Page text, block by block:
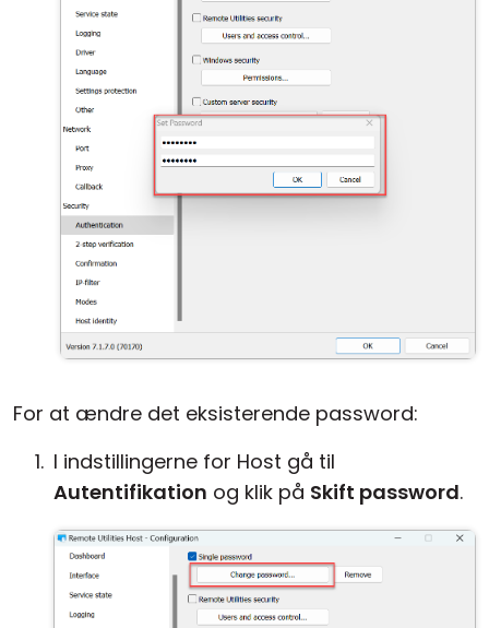
For at ændre det eksisterende password:
I indstillingerne for Host gå til
Autentifikation og klik på Skift password.